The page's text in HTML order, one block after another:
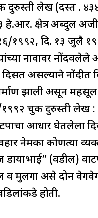
लेख (दस्त क्र.
क्षेत्र अब्दुल
१९९२, दि. १३ जुलै
नावावर
असल्याने नोंदीत
झाली असून महसूल
१९९२ चुक दुरुस्ती
आधार घेतलेला
नेमका कोणत्या
(वडील)
मुलगा असे दोन
होती.